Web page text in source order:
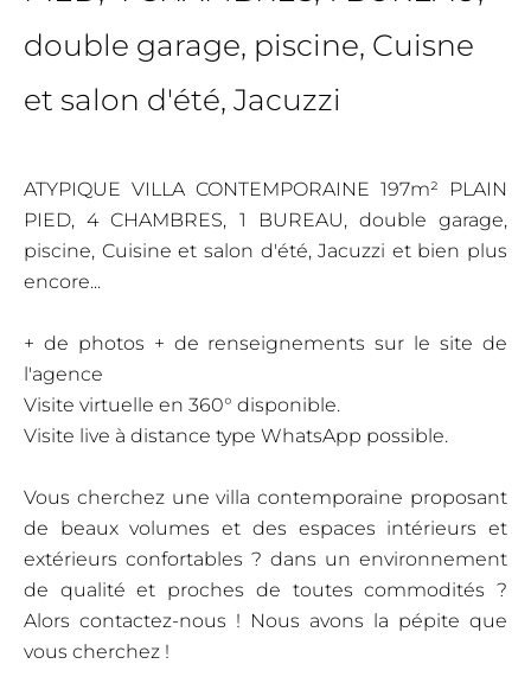
double garage, piscine, Cuisne
et salon d'été, Jacuzzi
ATYPIQUE VILLA CONTEMPORAINE 197m² PLAIN
PIED, 4 CHAMBRES, 1 BUREAU, double garage,
piscine, Cuisine et salon d'été, Jacuzzi et bien plus
encore...
+ de photos + de renseignements sur le site de
l'agence
Visite virtuelle en 360° disponible.
Visite live à distance type WhatsApp possible.
Vous cherchez une villa contemporaine proposant
de beaux volumes et des espaces intérieurs et
extérieurs confortables ? dans un environnement
de qualité et proches de toutes commodités ?
Alors contactez-nous ! Nous avons la pépite que
vous cherchez !